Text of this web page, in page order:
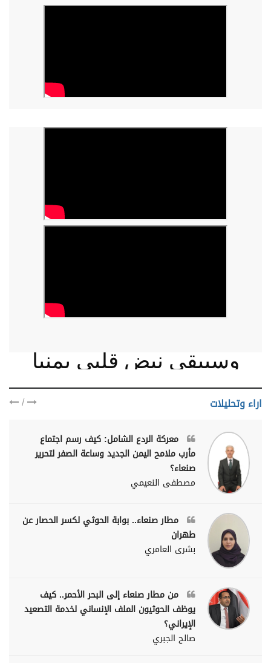
وسيبقى نبض قلبي يمنيا
اراء وتحليلات /
معركة الردع الشامل: كيف رسم اجتماع
مأرب ملامح اليمن الجديد وساعة الصفر لتحرير
صنعاء؟
مصطفى النعيمي
مطار صنعاء.. بوابة الحوثي لكسر الحصار عن
طهران
بشرى العامري
من مطار صنعاء إلى البحر الأحمر.. كيف
يوظف الحوثيون الملف الإنساني لخدمة التصعيد
الإيراني؟
صالح الجبري